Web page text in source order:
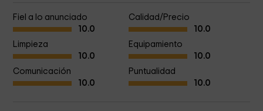
Fiel a lo anunciado
10.0
Calidad/Precio
10.0
Limpieza
10.0
Equipamiento
10.0
Comunicación
10.0
Puntualidad
10.0